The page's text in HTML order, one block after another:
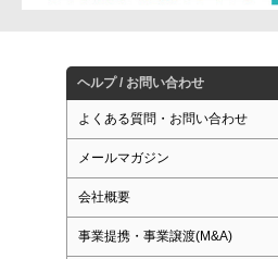
ヘルプ / お問い合わせ
よくある質問・お問い合わせ
メールマガジン
会社概要
事業提携・事業譲渡(M&A)